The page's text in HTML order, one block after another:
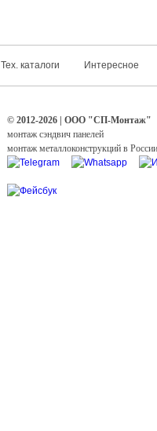
Тех. каталоги Интересное
© 2012-2026 | ООО "СП-Монтаж"
монтаж сэндвич панелей
монтаж металлоконструкций в России